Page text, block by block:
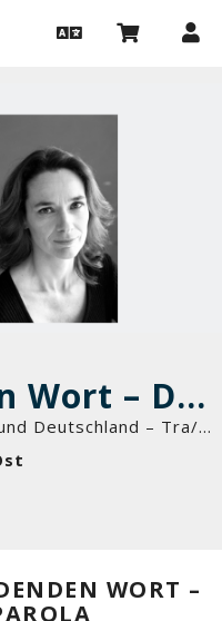
Vom werdenden Wort – Del farsi parola
Über/setzen zwischen Italien und Deutschland – Tra/durre fra Germania e Italia
WORT –